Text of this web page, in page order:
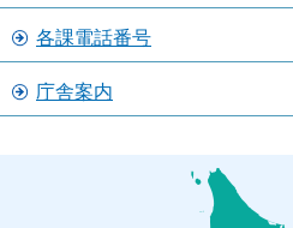
各課電話番号
庁舎案内